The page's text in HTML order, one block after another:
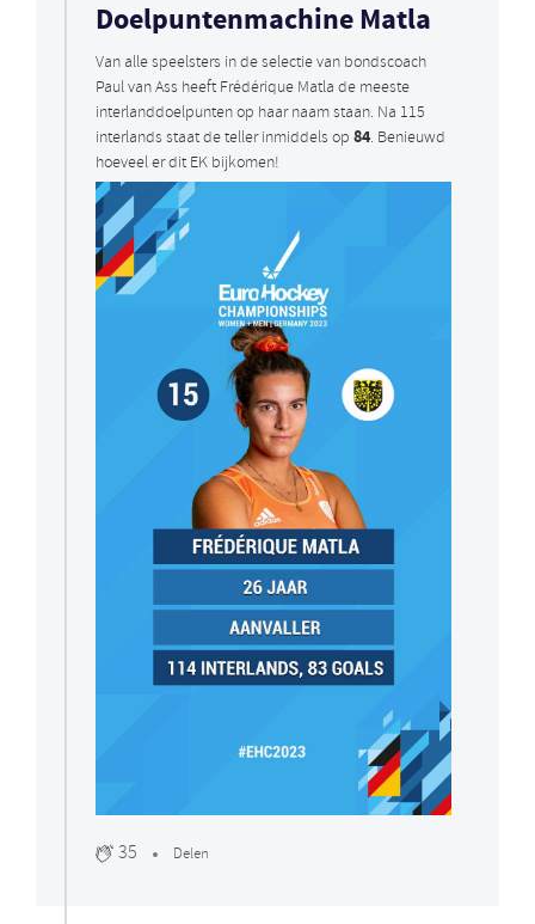
Doelpuntenmachine Matla
Van alle speelsters in de selectie van bondscoach
Paul van Ass heeft Frédérique Matla de meeste
interlanddoelpunten op haar naam staan. Na 115
interlands staat de teller inmiddels op 84. Benieuwd
hoeveel er dit EK bijkomen!
35 Delen